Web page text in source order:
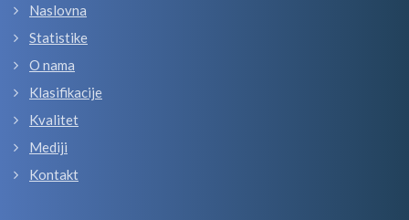
Naslovna
Statistike
O nama
Klasifikacije
Kvalitet
Mediji
Kontakt